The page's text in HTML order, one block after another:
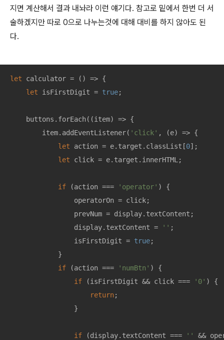
지면 계산해서 결과 내놔라 이런 얘기다. 참고로 밑에서 한번 더 서
술하겠지만 따로 0으로 나누는것에 대해 대비를 하지 않아도 된
다.
let calculator = () => {
let isFirstDigit = true;
    buttons.forEach(
(item) => {
        item.addEventListener(
'click' , (e) => {
let action = e.target.classList[0];
let click = e.target.innerHTML;
if (action === 'operator' ) {
                operatorOn = click;
                prevNum = display.textContent;
                display.textContent =
'' ;
                isFirstDigit =
true;
            }
if (action === 'numBtn' ) {
if (isFirstDigit && click === '0' ) {
return;
                }
if (display.textContent === ''
&&